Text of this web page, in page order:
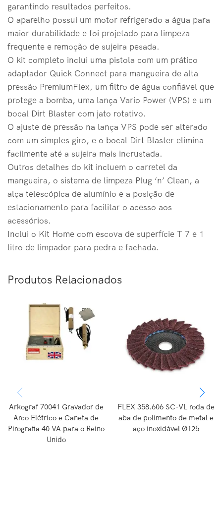
garantindo resultados perfeitos.
O aparelho possui um motor refrigerado a água para
maior durabilidade e foi projetado para limpeza
frequente e remoção de sujeira pesada.
O kit completo inclui uma pistola com um prático
adaptador Quick Connect para mangueira de alta
pressão PremiumFlex, um filtro de água confiável que
protege a bomba, uma lança Vario Power (VPS) e um
bocal Dirt Blaster com jato rotativo.
O ajuste de pressão na lança VPS pode ser alterado
com um simples giro, e o bocal Dirt Blaster elimina
facilmente até a sujeira mais incrustada.
Outros detalhes do kit incluem o carretel da
mangueira, o sistema de limpeza Plug ‘n’ Clean, a
alça telescópica de alumínio e a posição de
estacionamento para facilitar o acesso aos
acessórios.
Inclui o Kit Home com escova de superfície T 7 e 1
litro de limpador para pedra e fachada.
Produtos Relacionados
Arkograf 70041 Gravador de
Arco Elétrico e Caneta de
Pirografia 40 VA para o Reino
Unido
FLEX 358.606 SC-VL roda de
aba de polimento de metal e
aço inoxidável Ø125